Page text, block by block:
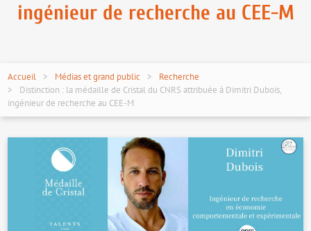
ingénieur de recherche au CEE-M
Accueil Médias et grand public
Recherche
Distinction : la médaille de Cristal du CNRS attribuée à Dimitri Dubois,
ingénieur de recherche au CEE-M